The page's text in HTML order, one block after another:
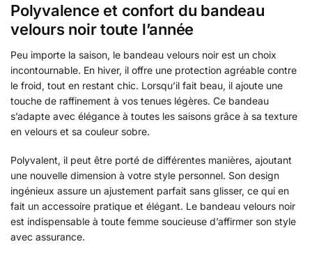
Polyvalence et confort du bandeau
velours noir toute l’année
Peu importe la saison, le bandeau velours noir est un choix
incontournable. En hiver, il offre une protection agréable contre
le froid, tout en restant chic. Lorsqu’il fait beau, il ajoute une
touche de raffinement à vos tenues légères. Ce bandeau
s’adapte avec élégance à toutes les saisons grâce à sa texture
en velours et sa couleur sobre.
Polyvalent, il peut être porté de différentes manières, ajoutant
une nouvelle dimension à votre style personnel. Son design
ingénieux assure un ajustement parfait sans glisser, ce qui en
fait un accessoire pratique et élégant. Le bandeau velours noir
est indispensable à toute femme soucieuse d’affirmer son style
avec assurance.